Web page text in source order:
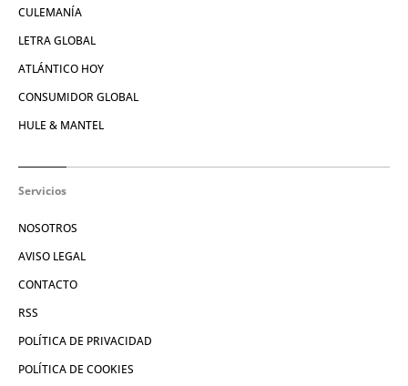
CULEMANÍA
LETRA GLOBAL
ATLÁNTICO HOY
CONSUMIDOR GLOBAL
HULE & MANTEL
Servicios
NOSOTROS
AVISO LEGAL
CONTACTO
RSS
POLÍTICA DE PRIVACIDAD
POLÍTICA DE COOKIES